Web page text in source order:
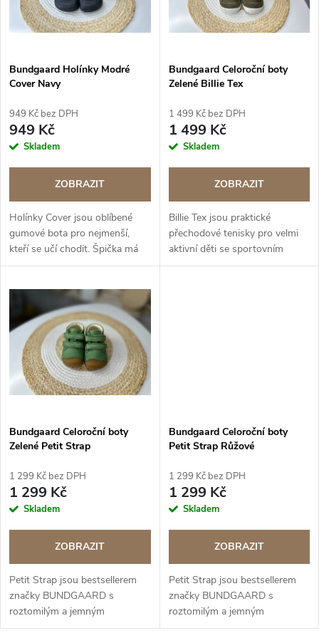
n
p
r
o
u
k
t
ů
i
s
p
r
o
d
u
k
t
ů
Bundgaard Holínky Modré
Cover Navy
949 Kč bez DPH
949 Kč
Skladem
ZOBRAZIT
Holínky Cover jsou oblíbené
gumové bota pro nejmenší,
kteří se učí chodit. Špička má
široký střih a poskytuje prostor
BAREFOOT řada
Bundgaard Celoroční boty
Zelené Billie Tex
1 499 Kč bez DPH
1 499 Kč
Skladem
ZOBRAZIT
Billie Tex jsou praktické
přechodové tenisky pro velmi
aktivní děti se sportovním
designem. BAREFOOT řada
Bundgaard Celoroční boty
Zelené Petit Strap
1 299 Kč bez DPH
1 299 Kč
Skladem
ZOBRAZIT
Petit Strap jsou bestsellerem
značky BUNDGAARD s
roztomilým a jemným
designem. Podporují zdravý
Bundgaard Celoroční boty
Petit Strap Růžové
1 299 Kč bez DPH
1 299 Kč
Skladem
ZOBRAZIT
Petit Strap jsou bestsellerem
značky BUNDGAARD s
roztomilým a jemným
designem. Podporují zdravý